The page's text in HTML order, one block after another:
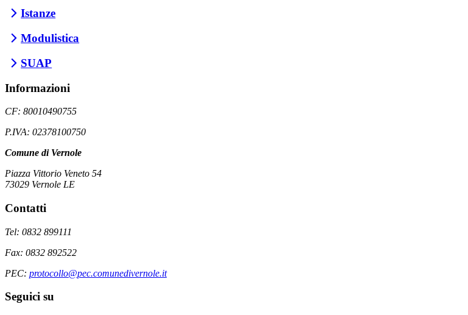
Istanze
Modulistica
SUAP
Informazioni
CF: 80010490755
P.IVA: 02378100750
Comune di Vernole
Piazza Vittorio Veneto 54
73029 Vernole LE
Contatti
Tel: 0832 899111
Fax: 0832 892522
PEC: protocollo@pec.comunedivernole.it
Seguici su